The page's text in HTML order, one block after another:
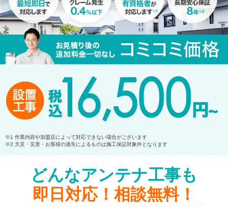
お客様のご依頼傾向
ご相談から作業完了まで
他社との比較
お急ぎの方へ
無料相談窓口
無料現地調査
無料現地調査で何するの？
会社概要
スタッフ紹介
当サイトスタッフから
無料メール相談へ
お客様の声
よくあるご質問
プライバシーポリシー
サイトポリシー
サイトマップ
※1 作業内容や加盟店によって対応できない場合がございます
※2 天災・災害・お客様の過失によるものは施工保証対象外となります
どんなアンテナ工事も
即日対応！相談無料！